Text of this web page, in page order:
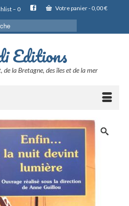
– 0 Votre panier- 0,00€
:
Editions
la Bretagne, des îles et de la mer